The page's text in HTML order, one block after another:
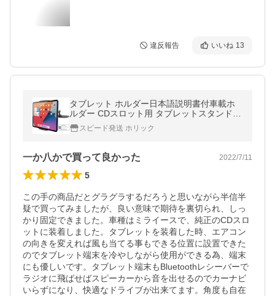
違反報告 いいね 13
タブレット ホルダー日本語説明書付車載ホ
ルダー CDスロット用 タブレットスタンド(B
lack)スピード発送 ホリック
一か八かで買って良かった 2022/7/11
5
この手の商品だとグラグラするだろうと思いながら半信半
疑で買ってみましたが、良い意味で期待を裏切られ、しっ
かり固定できました。車種はミライースで、純正のCDスロ
ットに装着しました。タブレットを装着した時、エアコン
の向きを変えれば風も当てる事もできる位置に設置できた
のでタブレット端末を冷やしながら使用ができる為、端末
にも優しいです。タブレット端末もBluetoothレシーバーで
ラジオに飛ばせばスピーカーから音を出せるのでカーナビ
いらずになり、快適なドライブが出来てます。角度も自在